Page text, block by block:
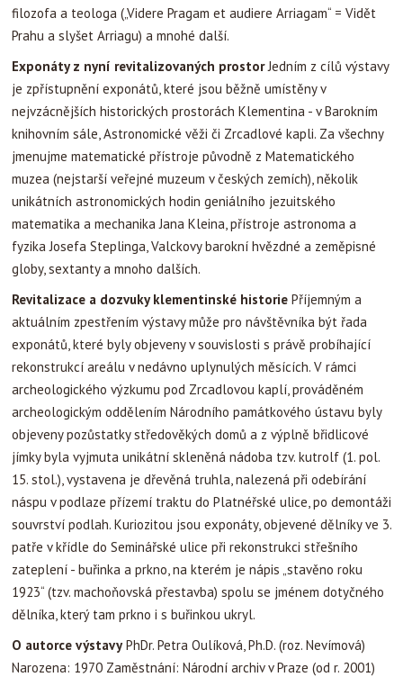
filozofa a teologa („Videre Pragam et audiere Arriagam“ = Vidět
Prahu a slyšet Arriagu) a mnohé další.
Exponáty z nyní revitalizovaných prostorJedním z cílů výstavy
je zpřístupnění exponátů, které jsou běžně umístěny v
nejvzácnějších historických prostorách Klementina - v Barokním
knihovním sále, Astronomické věži či Zrcadlové kapli. Za všechny
jmenujme matematické přístroje původně z Matematického
muzea (nejstarší veřejné muzeum v českých zemích), několik
unikátních astronomických hodin geniálního jezuitského
matematika a mechanika Jana Kleina, přístroje astronoma a
fyzika Josefa Steplinga, Valckovy barokní hvězdné a zeměpisné
globy, sextanty a mnoho dalších.
Revitalizace a dozvuky klementinské historie Příjemným a
aktuálním zpestřením výstavy může pro návštěvníka být řada
exponátů, které byly objeveny v souvislosti s právě probíhající
rekonstrukcí areálu v nedávno uplynulých měsících. V rámci
archeologického výzkumu pod Zrcadlovou kaplí, prováděném
archeologickým oddělením Národního památkového ústavu byly
objeveny pozůstatky středověkých domů a z výplně břidlicové
jímky byla vyjmuta unikátní skleněná nádoba tzv. kutrolf (1. pol.
15. stol.), vystavena je dřevěná truhla, nalezená při odebírání
náspu v podlaze přízemí traktu do Platnéřské ulice, po demontáži
souvrství podlah. Kuriozitou jsou exponáty, objevené dělníky ve 3.
patře v křídle do Seminářské ulice při rekonstrukci střešního
zateplení - buřinka a prkno, na kterém je nápis „stavěno roku
1923“ (tzv. machoňovská přestavba) spolu se jménem dotyčného
dělníka, který tam prkno i s buřinkou ukryl.
O autorce výstavyPhDr. Petra Oulíková, Ph.D. (roz. Nevímová)
Narozena: 1970 Zaměstnání: Národní archiv v Praze (od r. 2001)